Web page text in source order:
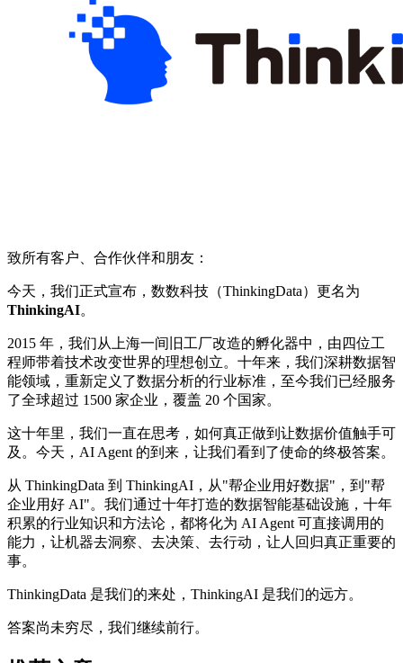
致所有客户、合作伙伴和朋友：
今天，我们正式宣布，数数科技（ThinkingData）更名为
ThinkingAI。
2015 年，我们从上海一间旧工厂改造的孵化器中，由四位工
程师带着技术改变世界的理想创立。十年来，我们深耕数据智
能领域，重新定义了数据分析的行业标准，至今我们已经服务
了全球超过 1500 家企业，覆盖 20 个国家。
这十年里，我们一直在思考，如何真正做到让数据价值触手可
及。今天，AI Agent 的到来，让我们看到了使命的终极答案。
从 ThinkingData 到 ThinkingAI，从"帮企业用好数据"，到"帮
企业用好 AI"。我们通过十年打造的数据智能基础设施，十年
积累的行业知识和方法论，都将化为 AI Agent 可直接调用的
能力，让机器去洞察、去决策、去行动，让人回归真正重要的
事。
ThinkingData 是我们的来处，ThinkingAI 是我们的远方。
答案尚未穷尽，我们继续前行。